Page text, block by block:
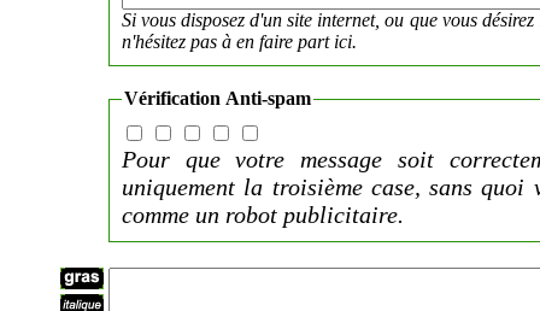
Si vous disposez d'un site internet, ou que vous
n'hésitez pas à en faire part ici.
Vérification Anti-spam
Pour que votre message soit
uniquement la troisième case, sans quoi
comme un robot publicitaire.